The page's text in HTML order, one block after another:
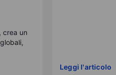
crea un
Leggi l'articolo